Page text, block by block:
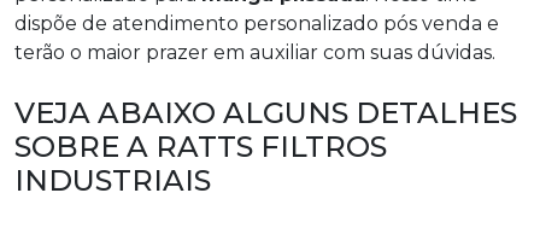
dispõe de atendimento personalizado pós venda e
terão o maior prazer em auxiliar com suas dúvidas.
VEJA ABAIXO ALGUNS DETALHES
SOBRE A RATTS FILTROS
INDUSTRIAIS